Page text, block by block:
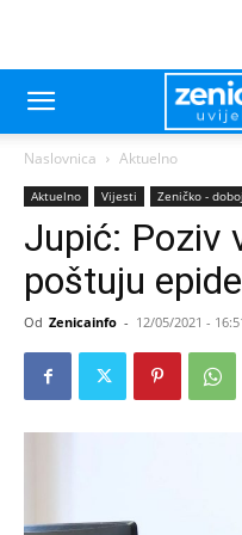
Naslovnica Aktuelno
Aktuelno Vijesti Zeničko -
Jupić: Poziv
poštuju
Od Zenicainfo - 12/05/2021 -